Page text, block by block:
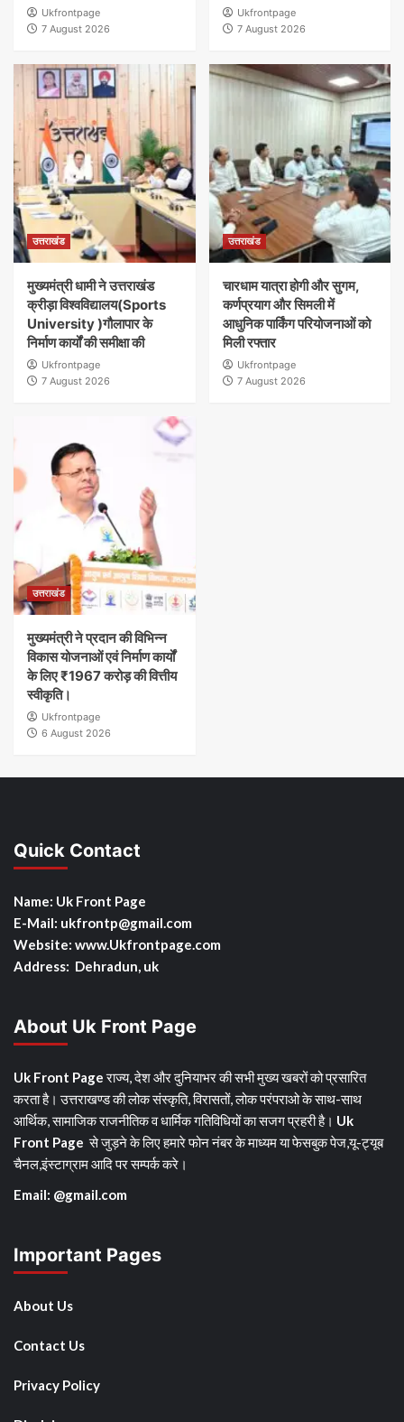
Ukfrontpage
7 August 2026
Ukfrontpage
7 August 2026
उत्तराखंड
मुख्यमंत्री धामी ने उत्तराखंड
क्रीड़ा विश्वविद्यालय(Sports
University )गौलापार के
निर्माण कार्यों की समीक्षा की
Ukfrontpage
7 August 2026
उत्तराखंड
चारधाम यात्रा होगी और सुगम,
कर्णप्रयाग और सिमली में
आधुनिक पार्किंग परियोजनाओं को
मिली रफ्तार
Ukfrontpage
7 August 2026
उत्तराखंड
मुख्यमंत्री ने प्रदान की विभिन्न
विकास योजनाओं एवं निर्माण कार्यों
के लिए ₹1967 करोड़ की वित्तीय
स्वीकृति।
Ukfrontpage
6 August 2026
Quick Contact
Name: Uk Front Page
E-Mail: ukfrontp@gmail.com
Website: www.Ukfrontpage.com
Address: Dehradun, uk
About Uk Front Page
Uk Front Pageराज्य, देश और दुनियाभर की सभी मुख्य खबरों को प्रसारित
करता है। उत्तराखण्ड की लोक संस्कृति, विरासतों, लोक परंपराओ के साथ-साथ
आर्थिक, सामाजिक राजनीतिक व धार्मिक गतिविधियों का सजग प्रहरी है। Uk
Front Page से जुड़ने के लिए हमारे फोन नंबर के माध्यम या फेसबुक पेज,यू-ट्यूब
चैनल,इंस्टाग्राम आदि पर सम्पर्क करे।
Email: @gmail.com
Important Pages
About Us
Contact Us
Privacy Policy